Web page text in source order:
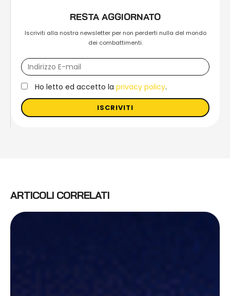
RESTA AGGIORNATO
Iscriviti alla nostra newsletter per non perderti nulla del mondo
dei combattimenti.
Ho letto ed accetto la privacy policy.
ISCRIVITI
ARTICOLI CORRELATI